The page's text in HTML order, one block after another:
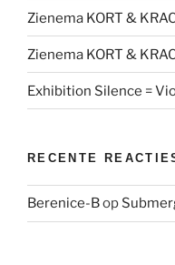
Zienema KORT &
Zienema KORT &
Exhibition Silence =
RECENTE
Berenice-Bop